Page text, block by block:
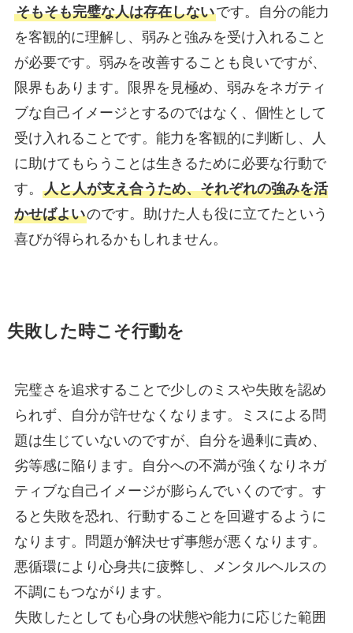
そもそも完璧な人は存在しないです。自分の能力
を客観的に理解し、弱みと強みを受け入れること
が必要です。弱みを改善することも良いですが、
限界もあります。限界を見極め、弱みをネガティ
ブな自己イメージとするのではなく、個性として
受け入れることです。能力を客観的に判断し、人
に助けてもらうことは生きるために必要な行動で
す。 人と人が支え合うため、それぞれの強みを活
かせばよいのです。助けた人も役に立てたという
喜びが得られるかもしれません。
失敗した時こそ行動を
完璧さを追求することで少しのミスや失敗を認め
られず、自分が許せなくなります。ミスによる問
題は生じていないのですが、自分を過剰に責め、
劣等感に陥ります。自分への不満が強くなりネガ
ティブな自己イメージが膨らんでいくのです。す
ると失敗を恐れ、行動することを回避するように
なります。問題が解決せず事態が悪くなります。
悪循環により心身共に疲弊し、メンタルヘルスの
不調にもつながります。
失敗したとしても心身の状態や能力に応じた範囲